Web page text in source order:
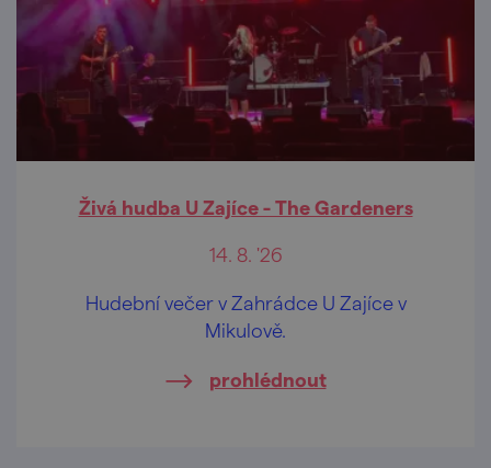
Živá hudba U Zajíce - The Gardeners
14. 8. '26
Hudební večer v Zahrádce U Zajíce v
Mikulově.
prohlédnout